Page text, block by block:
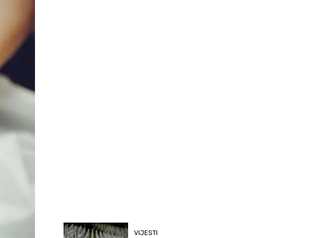
VIJESTI